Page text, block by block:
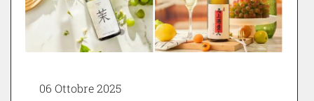
06 Ottobre 2025